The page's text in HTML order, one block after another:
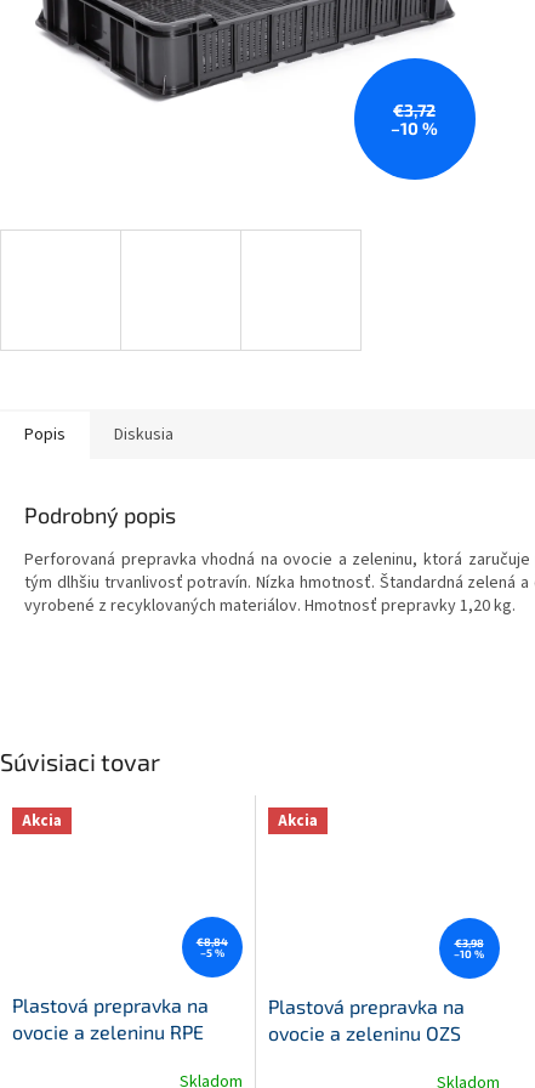
€3,72
–10 %
Súvisiaci tovar
Akcia
€8,84
–5 %
Plastová prepravka na
ovocie a zeleninu RPE
Skladom
Akcia
€3,98
–10 %
Plastová prepravka na
ovocie a zeleninu OZS
Skladom
Popis Diskusia
Podrobný popis
Perforovaná prepravka vhodná na ovocie a zeleninu, ktorá
tým dlhšiu trvanlivosť potravín. Nízka hmotnosť. Štandardná zelená a
vyrobené z recyklovaných materiálov. Hmotnosť prepravky 1,20 kg.